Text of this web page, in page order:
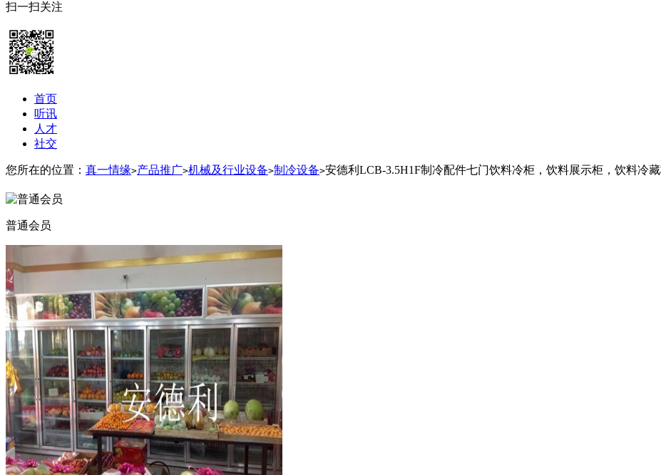
扫一扫关注
首页
听讯
人才
社交
您所在的位置： 真一情缘>产品推广>机械及行业设备>制冷设备>安德利LCB-3.5H1F制冷配件七门饮料冷柜，饮料展示柜，饮料冷
普通会员